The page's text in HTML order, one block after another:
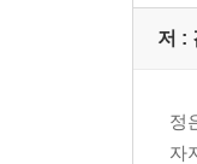
저 :
정
자